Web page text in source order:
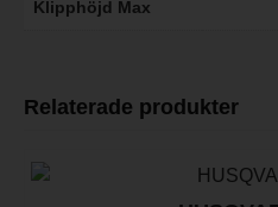
Klipphöjd Max
Relaterade produkter